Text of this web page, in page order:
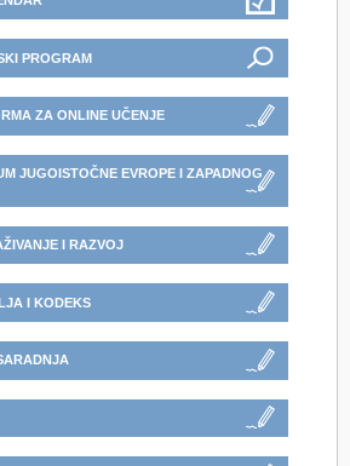
PROGRAM
ZA ONLINE UČENJE
JUGOISTOČNE EVROPE I ZAPADNOG
I RAZVOJ
I KODEKS